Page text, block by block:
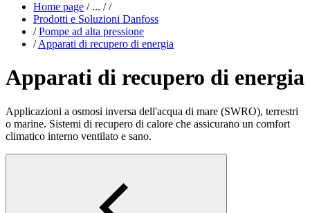
Home page /... / /
Prodotti e Soluzioni Danfoss
/ Pompe ad alta pressione
/ Apparati di recupero di energia
Apparati di recupero di energia
Applicazioni a osmosi inversa dell'acqua di mare (SWRO), terrestri
o marine. Sistemi di recupero di calore che assicurano un comfort
climatico interno ventilato e sano.